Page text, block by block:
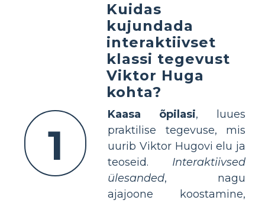
1
Kuidas
kujundada
interaktiivset
klassi tegevust
Viktor Huga
kohta?
Kaasa õpilasi, luues
praktilise tegevuse, mis
uurib Viktor Hugovi elu ja
teoseid. Interaktiivsed
ülesanded, nagu
ajajoone koostamine,